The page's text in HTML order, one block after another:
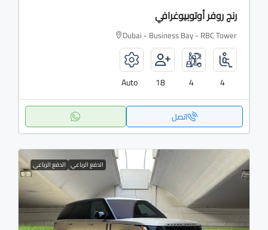
رنج روفر أوتوبيوغرافي
Dubai - Business Bay - RBC Tower
4
4
18
Auto
اتصل
الدفع الرباعي الدفع الرباعي